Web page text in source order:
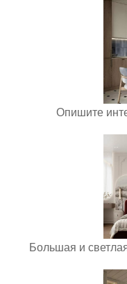
Опишите
Большая и